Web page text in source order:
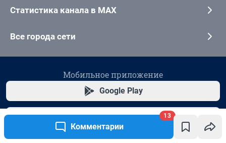
Комментарии
13